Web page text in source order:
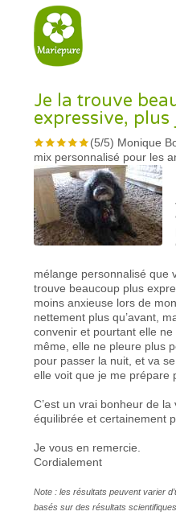
Je la trouve
expressive, plus
(5/5) Monique
mix personnalisé pour les
mélange personnalisé que
trouve beaucoup plus
moins anxieuse lors de
nettement plus qu’avant,
convenir et pourtant elle
même, elle ne pleure plus
pour passer la nuit, et va
elle voit que je me prépare
C’est un vrai bonheur de
équilibrée et certainement
Je vous en remercie.
Cordialement
Note : les résultats peuvent varier
basés sur des résultats scientifiques.